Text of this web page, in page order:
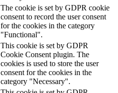
The cookie is set by GDPR cookie
consent to record the user consent
for the cookies in the category
"Functional".
This cookie is set by GDPR
Cookie Consent plugin. The
cookies is used to store the user
consent for the cookies in the
category "Necessary".